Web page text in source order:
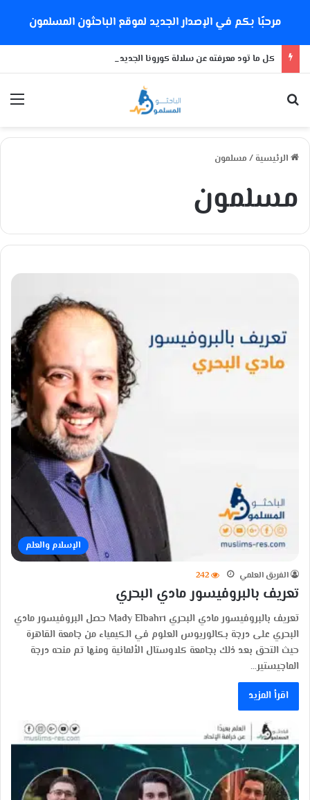
مرحبًا بكم في الإصدار الجديد لموقع الباحثون المسلمون
كل ما تود معرفته عن سلالة كورونا الجديدة
الرئيسية / مسلمون
مسلمون
الإسلام والعلم
الفريق العلمي 242
تعريف بالبروفيسور مادي البحري
تعريف بالبروفيسور مادي البحري Mady Elbahri حصل البروفيسور مادي
البحري على درجة بكالوريوس العلوم في الكيمياء من جامعة القاهرة
حيث التحق بعد ذلك بجامعة كلاوستال الألمانية ومنها تم منحه درجة
الماجيستير…
اقرأ المزيد